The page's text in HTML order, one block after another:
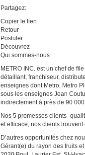
Partagez:
Copier le lien
Retour
Postuler
Découvrez
Qui sommes-nous
METRO INC. est un chef de
détaillant, franchiseur,
enseignes dont Metro, Metro
sous les enseignes Jean
indirectement à près de 90
Nos 5 promesses clients -
et efficace, nos clients
D’autres opportunités chez
Gérant(e) du rayon des fruits